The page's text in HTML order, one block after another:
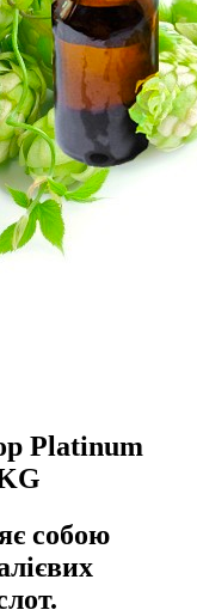
Platinum
собою